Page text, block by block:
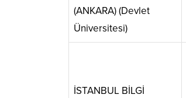
(ANKARA) (Devlet
Üniversitesi)
İSTANBUL BİLGİ